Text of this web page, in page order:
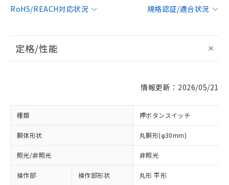
RoHS/REACH対応状況
規格認証/適合状況
定格/性能
情報更新：2026/05/21
種類 押ボタンスイッチ
胴体形状 丸胴形(φ30mm)
照光/非照光 非照光
操作部 操作部形状 丸形 平形